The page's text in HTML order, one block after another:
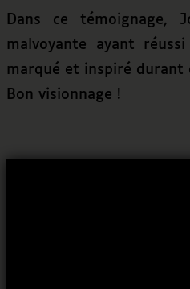
Dans ce témoignage,
malvoyante ayant
marqué et inspiré durant
Bon visionnage !